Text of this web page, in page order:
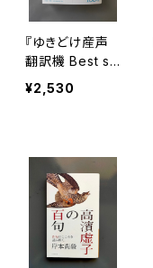
『ゆきどけ産声
翻訳機 Best se
lection 100 現
代川柳アンソロ
¥2,530